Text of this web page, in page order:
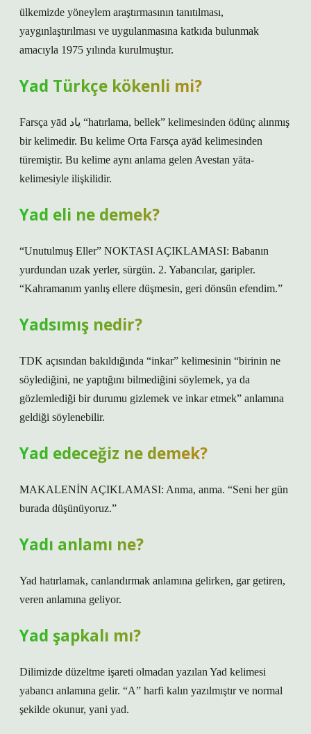
ülkemizde yöneylem araştırmasının tanıtılması,
yaygınlaştırılması ve uygulanmasına katkıda bulunmak
amacıyla 1975 yılında kurulmuştur.
Yad Türkçe kökenli mi?
Farsça yād یاد “hatırlama, bellek” kelimesinden ödünç alınmış
bir kelimedir. Bu kelime Orta Farsça ayād kelimesinden
türemiştir. Bu kelime aynı anlama gelen Avestan yāta-
kelimesiyle ilişkilidir.
Yad eli ne demek?
“Unutulmuş Eller” NOKTASI AÇIKLAMASI: Babanın
yurdundan uzak yerler, sürgün. 2. Yabancılar, garipler.
“Kahramanım yanlış ellere düşmesin, geri dönsün efendim.”
Yadsımış nedir?
TDK açısından bakıldığında “inkar” kelimesinin “birinin ne
söylediğini, ne yaptığını bilmediğini söylemek, ya da
gözlemlediği bir durumu gizlemek ve inkar etmek” anlamına
geldiği söylenebilir.
Yad edeceğiz ne demek?
MAKALENİN AÇIKLAMASI: Anma, anma. “Seni her gün
burada düşünüyoruz.”
Yadı anlamı ne?
Yad hatırlamak, canlandırmak anlamına gelirken, gar getiren,
veren anlamına geliyor.
Yad şapkalı mı?
Dilimizde düzeltme işareti olmadan yazılan Yad kelimesi
yabancı anlamına gelir. “A” harfi kalın yazılmıştır ve normal
şekilde okunur, yani yad.